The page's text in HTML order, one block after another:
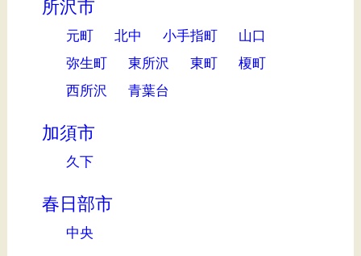
所沢市
元町 北中 小手指町
山口
弥生町
東所沢 東町
榎町
西所沢
青葉台
加須市
久下
春日部市
中央